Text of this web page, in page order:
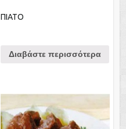
ΠΙΑΤΟ
Διαβάστε περισσότερα